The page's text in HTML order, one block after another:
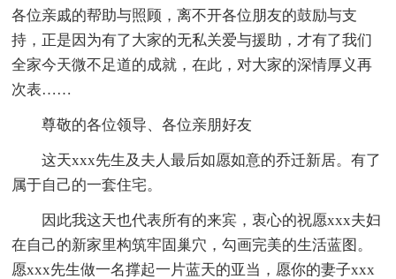
各位亲戚的帮助与照顾，离不开各位朋友的鼓励与支
持，正是因为有了大家的无私关爱与援助，才有了我们
全家今天微不足道的成就，在此，对大家的深情厚义再
次表……
尊敬的各位领导、各位亲朋好友
这天xxx先生及夫人最后如愿如意的乔迁新居。有了
属于自己的一套住宅。
因此我这天也代表所有的来宾，衷心的祝愿xxx夫妇
在自己的新家里构筑牢固巢穴，勾画完美的生活蓝图。
愿xxx先生做一名撑起一片蓝天的亚当，愿你的妻子xxx